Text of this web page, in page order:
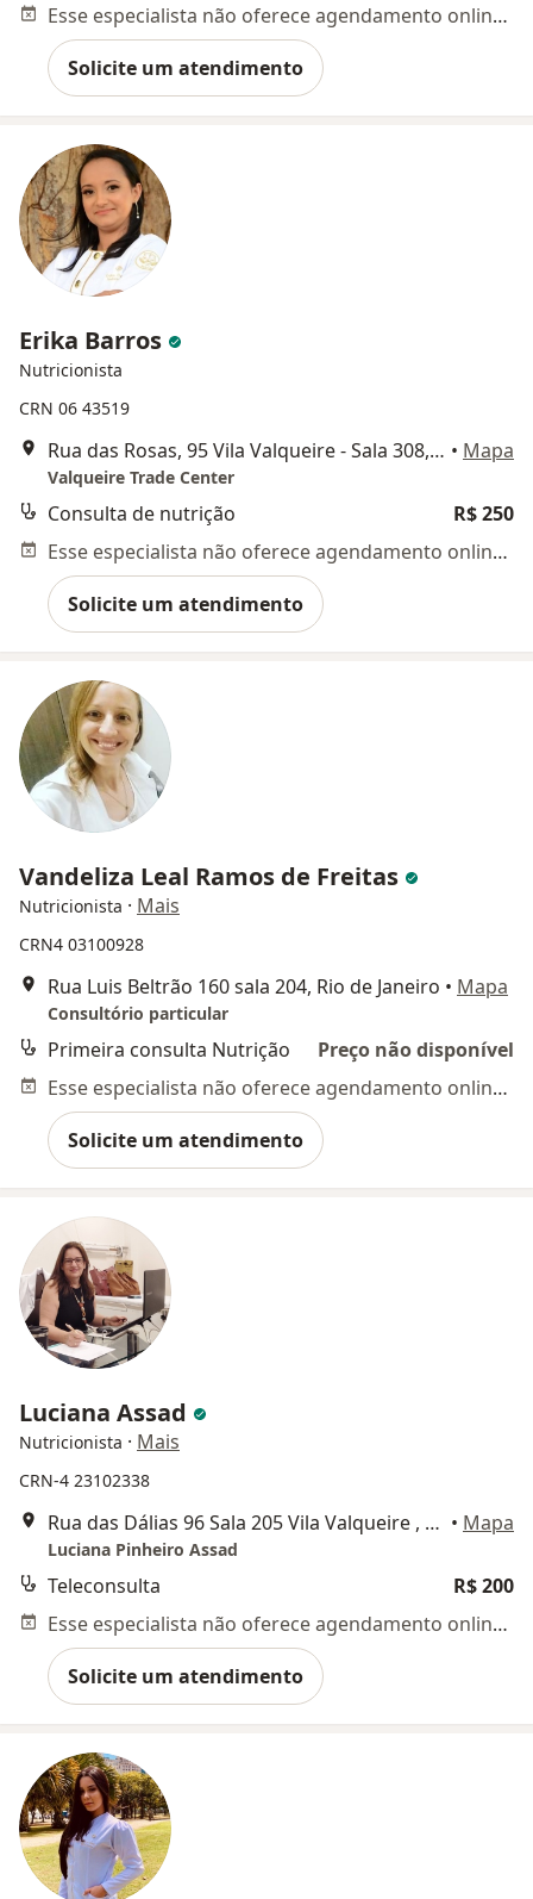
Esse especialista não oferece agendamento online para esse endereço.
Solicite um atendimento
Erika Barros
Nutricionista
CRN 06 43519
Rua das Rosas, 95 Vila Valqueire - Sala 308, Rio de Janeiro • Mapa
Valqueire Trade Center
Consulta de nutrição
R$ 250
Esse especialista não oferece agendamento online para esse endereço.
Solicite um atendimento
Vandeliza Leal Ramos de Freitas
Nutricionista · Mais
CRN4 03100928
Rua Luis Beltrão 160 sala 204, Rio de Janeiro • Mapa
Consultório particular
Primeira consulta Nutrição
Preço não disponível
Esse especialista não oferece agendamento online para esse endereço.
Solicite um atendimento
Luciana Assad
Nutricionista · Mais
CRN-4 23102338
Rua das Dálias 96 Sala 205 Vila Valqueire , Rio de Janeiro • Mapa
Luciana Pinheiro Assad
Teleconsulta
R$ 200
Esse especialista não oferece agendamento online para esse endereço.
Solicite um atendimento